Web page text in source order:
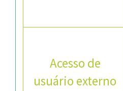
Acesso de
usuário externo